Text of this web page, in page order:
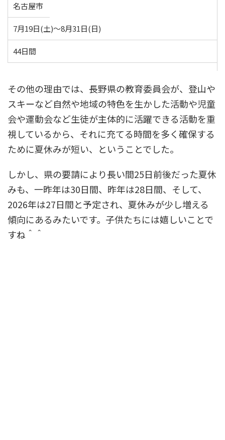
名古屋市
7月19日(土)～8月31日(日)
44日間
その他の理由では、長野県の教育委員会が、登山や
スキーなど自然や地域の特色を生かした活動や児童
会や運動会など生徒が主体的に活躍できる活動を重
視しているから、それに充てる時間を多く確保する
ために夏休みが短い、ということでした。
しかし、県の要請により長い間25日前後だった夏休
みも、一昨年は30日間、昨年は28日間、そして、
2026年は27日間と予定され、夏休みが少し増える
傾向にあるみたいです。子供たちには嬉しいことで
すね＾＾